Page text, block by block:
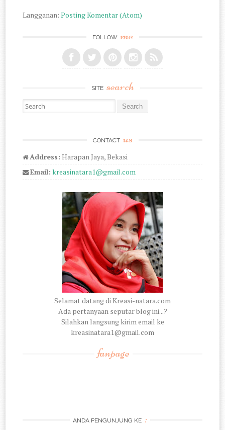
Langganan:Posting Komentar (Atom)
FOLLOW me
SITE search
Search for:
CONTACT us
Address: Harapan Jaya, Bekasi
Email: kreasinatara1@gmail.com
Selamat datang di Kreasi-natara.com
Ada pertanyaan seputar blog ini...?
Silahkan langsung kirim email ke
kreasinatara1@gmail.com
fanpage
ANDA PENGUNJUNG KE :